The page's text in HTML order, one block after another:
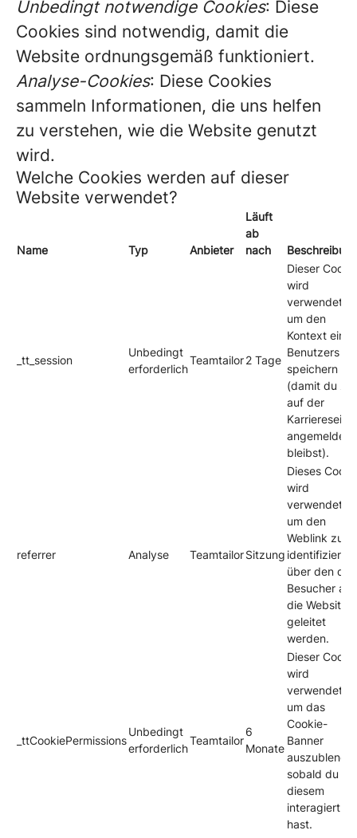
Unbedingt notwendige Cookies: Diese
Cookies sind notwendig, damit die
Website ordnungsgemäß funktioniert.
Analyse-Cookies: Diese Cookies
sammeln Informationen, die uns helfen
zu verstehen, wie die Website genutzt
wird.
Welche Cookies werden auf dieser
Website verwendet?
Name Typ Anbieter
Läuft
ab
nach
_tt_session
Unbedingt
erforderlich
Teamtailor2 Tage
Dieser
wird
verwendet,
um den
Kontext eines
Benutzers zu
speichern
(damit du z.
auf der
Karriereseite
angemeldet
bleibst).
referrer Analyse TeamtailorSitzung
Dieses
wird
verwendet,
um den
Weblink zu
identifizieren,
über den die
Besucher auf
die Website
geleitet
werden.
_ttCookiePermissions
Unbedingt
erforderlich
Teamtailor
6
Monate
Dieser
wird
verwendet,
um das
Cookie-
Banner
sobald du mit
diesem
interagiert
hast.